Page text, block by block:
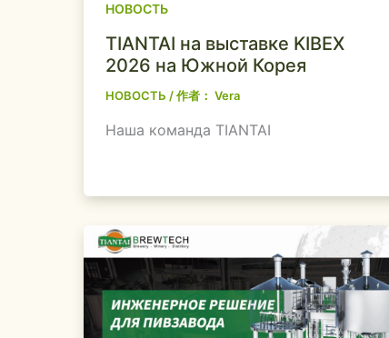
НОВОСТЬ
TIANTAI на выставке KIBEX
2026 на Южной Корея
НОВОСТЬ / 作者： Vera
Наша команда TIANTAI